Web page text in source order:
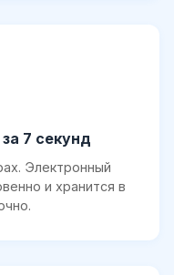
7 секунд
Электронный
и хранится в